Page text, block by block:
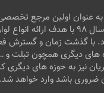
به عنوان اولین مرجع
جانبی فعالیت خود را از سال ۹۸ با هدف
با گذشت زمان و گسترش
های دیگری همچون تبلت و
نیز به حوزه های
ضروری باشد وارد خواهد شد.